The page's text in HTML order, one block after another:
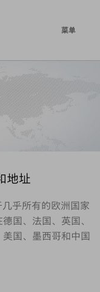
菜单
地址
乎所有的欧洲国家
国、法国、英国、
国、墨西哥和中国